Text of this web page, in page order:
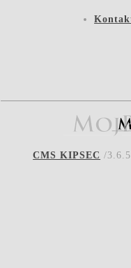
CMS KIPSEC /